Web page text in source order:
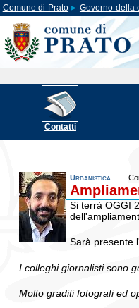
Comune di Prato Governo della
Contatti
Urbanistica
Si terrà OGGI
Sarà presente
I colleghi giornalisti sono
Molto graditi fotografi ed